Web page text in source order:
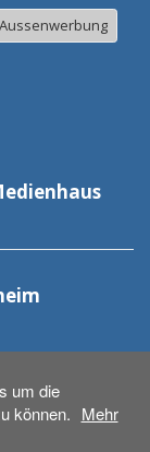
um die
können. Mehr
Aussenwerbung